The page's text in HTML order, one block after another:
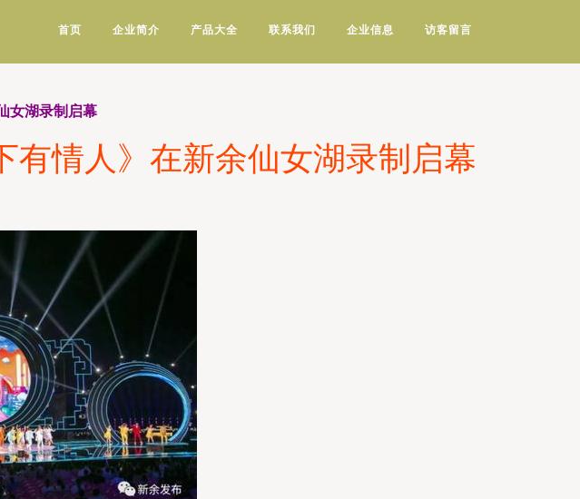
首页 企业简介 产品大全 联系我们 企业信息 访客留言
女湖录制启幕
有情人》在新余仙女湖录制启幕